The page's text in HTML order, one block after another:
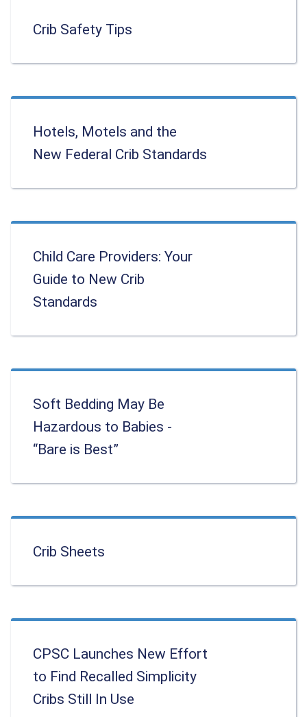
Crib Safety Tips
Hotels, Motels and the
New Federal Crib Standards
Child Care Providers: Your
Guide to New Crib
Standards
Soft Bedding May Be
Hazardous to Babies -
“Bare is Best”
Crib Sheets
CPSC Launches New Effort
to Find Recalled Simplicity
Cribs Still In Use